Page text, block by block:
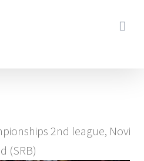
2nd league, Novi
(SRB)